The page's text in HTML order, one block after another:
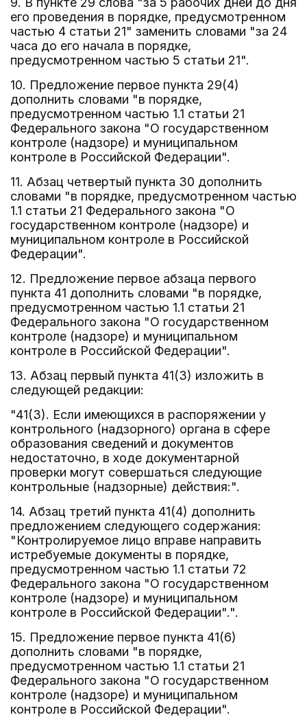
его проведения в порядке, предусмотренном
частью 4 статьи 21" заменить словами "за 24
часа до его начала в порядке,
предусмотренном частью 5 статьи 21".
10. Предложение первое пункта 29(4)
дополнить словами "в порядке,
предусмотренном частью 1.1 статьи 21
Федерального закона "О государственном
контроле (надзоре) и муниципальном
контроле в Российской Федерации".
11. Абзац четвертый пункта 30 дополнить
словами "в порядке, предусмотренном частью
1.1 статьи 21 Федерального закона "О
государственном контроле (надзоре) и
муниципальном контроле в Российской
Федерации".
12. Предложение первое абзаца первого
пункта 41 дополнить словами "в порядке,
предусмотренном частью 1.1 статьи 21
Федерального закона "О государственном
контроле (надзоре) и муниципальном
контроле в Российской Федерации".
13. Абзац первый пункта 41(3) изложить в
следующей редакции:
"41(3). Если имеющихся в распоряжении у
контрольного (надзорного) органа в сфере
образования сведений и документов
недостаточно, в ходе документарной
проверки могут совершаться следующие
контрольные (надзорные) действия:".
14. Абзац третий пункта 41(4) дополнить
предложением следующего содержания:
"Контролируемое лицо вправе направить
истребуемые документы в порядке,
предусмотренном частью 1.1 статьи 72
Федерального закона "О государственном
контроле (надзоре) и муниципальном
контроле в Российской Федерации".".
15. Предложение первое пункта 41(6)
дополнить словами "в порядке,
предусмотренном частью 1.1 статьи 21
Федерального закона "О государственном
контроле (надзоре) и муниципальном
контроле в Российской Федерации".